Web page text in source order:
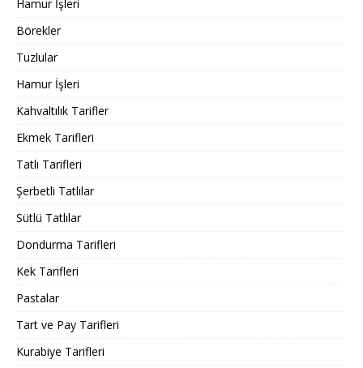
Hamur İşleri
Börekler
Tuzlular
Hamur İşleri
Kahvaltılık Tarifler
Ekmek Tarifleri
Tatlı Tarifleri
Şerbetli Tatlılar
Sütlü Tatlılar
Dondurma Tarifleri
Kek Tarifleri
Pastalar
Tart ve Pay Tarifleri
Kurabiye Tarifleri